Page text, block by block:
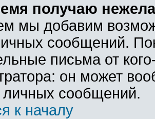
получаю
мы добавим
сообщений.
письма от
он может
личных сообщений.
к началу